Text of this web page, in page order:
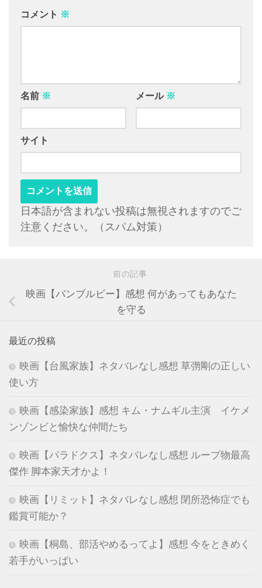
コメント ※
名前 ※ メール ※
サイト
日本語が含まれない投稿は無視されますのでご
注意ください。（スパム対策）
前の記事
映画【バンブルビー】感想 何があってもあなた
を守る
最近の投稿
映画【台風家族】ネタバレなし感想 草彅剛の正しい
使い方
映画【感染家族】感想 キム・ナムギル主演 イケメ
ンゾンビと愉快な仲間たち
映画【パラドクス】ネタバレなし感想 ループ物最高
傑作 脚本家天才かよ！
映画【リミット】ネタバレなし感想 閉所恐怖症でも
鑑賞可能か？
映画【桐島、部活やめるってよ】感想 今をときめく
若手がいっぱい